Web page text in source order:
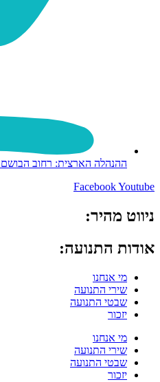
ההנהלה הארצית: רחוב הבושם 11, גילה ירושלים
FacebookYoutube
ניווט מהיר:
אודות התנועה:
מי אנחנו
שירי התנועה
שבטי התנועה
יזכור
מי אנחנו
שירי התנועה
שבטי התנועה
יזכור